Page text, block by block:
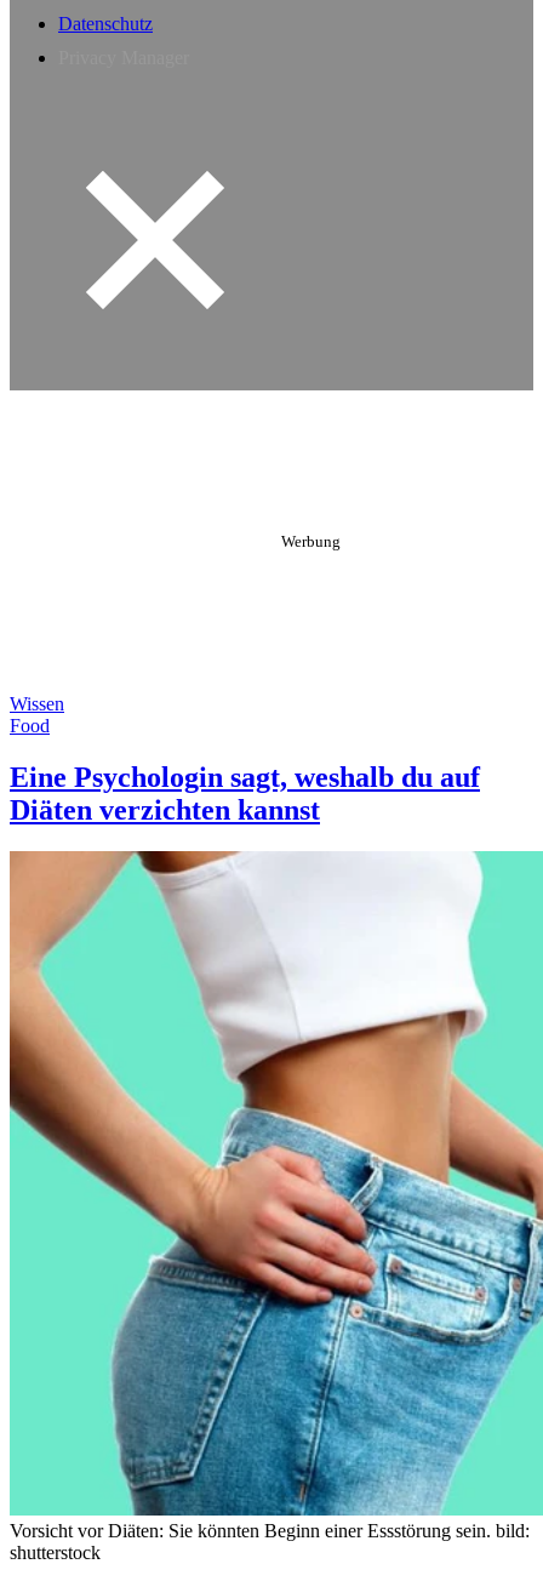
Datenschutz
Wissen
Food
Eine Psychologin sagt, weshalb du auf
Diäten verzichten kannst
Vorsicht vor Diäten: Sie könnten Beginn einer Essstörung sein. bild:
shutterstock